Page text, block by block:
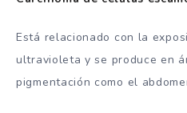
Está relacionado con la
ultravioleta y se produce en
pigmentación como el